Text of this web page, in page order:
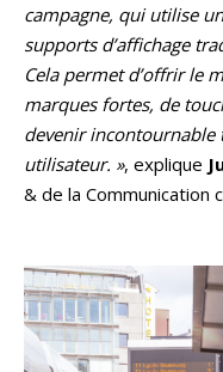
campagne, qui utilise
supports d’affichage
Cela permet d’offrir le
marques fortes, de
devenir
utilisateur. », explique
& de la Communication